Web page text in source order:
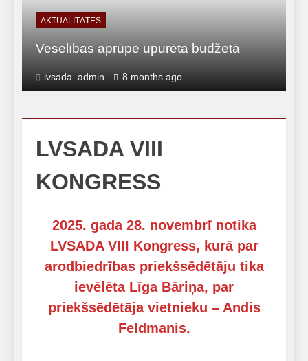
AKTUALITĀTES
Veselības aprūpe upurēta budžetā
lvsada_admin 8 months ago
LVSADA VIII
KONGRESS
2025. gada 28. novembrī notika
LVSADA VIII Kongress, kurā par
arodbiedrības priekšsēdētāju tika
ievēlēta Līga Bāriņa, par
priekšsēdētāja vietnieku – Andis
Feldmanis.